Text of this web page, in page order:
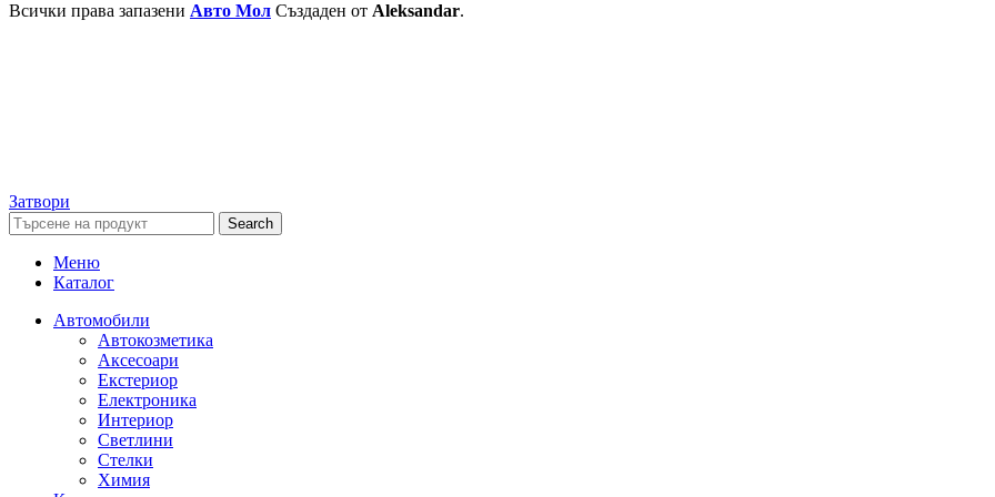
Всички права запазени Авто Мол Създаден от Aleksandar.
Затвори
Search
Меню
Каталог
Автомобили
Автокозметика
Аксесоари
Екстериор
Електроника
Интериор
Светлини
Стелки
Химия